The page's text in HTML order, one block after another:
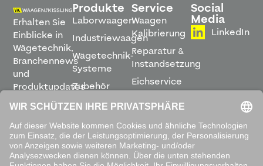
Erhalten Sie
Einblicke in
Wägetechnik,
Branchennews
und
Produktupdates
direkt in
Ihren
Posteingang.
Produkte
Laborwaagen
Industriewaagen
Wägetechnik-
Systeme
Zubehör
Software
Service
Waagen
Kalibrierung
Reparatur &
Instandsetzung
Eichservice
Montage &
Inbetriebnahme
Leihwaagen
&
Mietservice
Social
Media
LinkedIn